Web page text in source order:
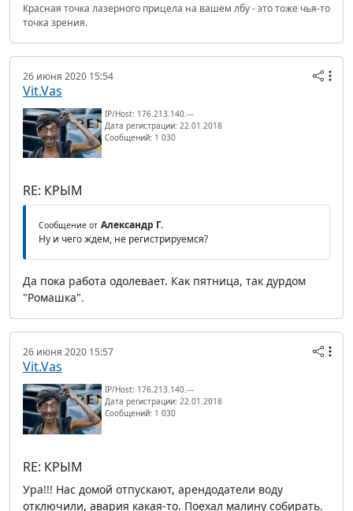
Красная точка лазерного прицела на вашем лбу - это тоже чья-то
точка зрения.
26 июня 2020 15:54
Vit.Vas
IP/Host: 176.213.140.---
Дата регистрации: 22.01.2018
Сообщений: 1 030
RE: КРЫМ
Сообщение от Александр Г.
Ну и чего ждем, не регистрируемся?
Да пока работа одолевает. Как пятница, так дурдом
"Ромашка".
26 июня 2020 15:57
Vit.Vas
IP/Host: 176.213.140.---
Дата регистрации: 22.01.2018
Сообщений: 1 030
RE: КРЫМ
Ура!!! Нас домой отпускают, арендодатели воду
отключили, авария какая-то. Поехал малину собирать.